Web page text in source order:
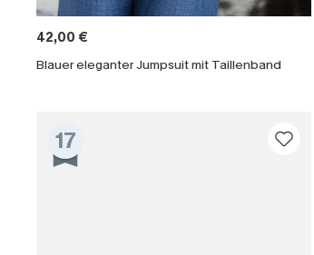
42,00 €
Blauer eleganter Jumpsuit mit Taillenband
17